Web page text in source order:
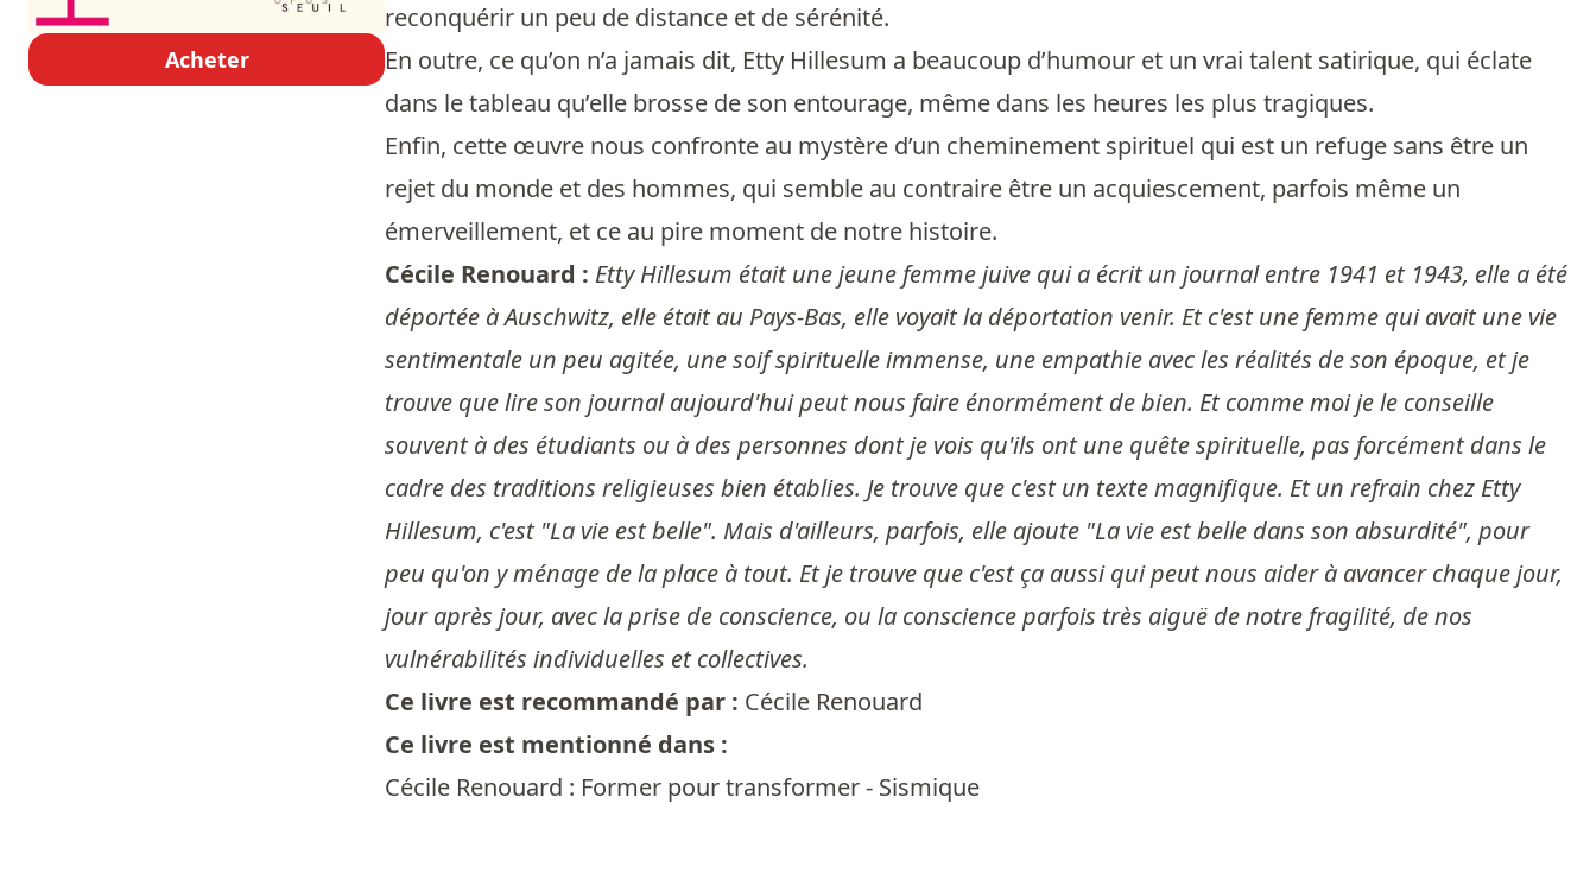
Acheter
reconquérir un peu de distance et de sérénité.
En outre, ce qu’on n’a jamais dit, Etty Hillesum a beaucoup d’humour et un vrai talent satirique, qui éclate
dans le tableau qu’elle brosse de son entourage, même dans les heures les plus tragiques.
Enfin, cette œuvre nous confronte au mystère d’un cheminement spirituel qui est un refuge sans être un
rejet du monde et des hommes, qui semble au contraire être un acquiescement, parfois même un
émerveillement, et ce au pire moment de notre histoire.
Cécile Renouard : Etty Hillesum était une jeune femme juive qui a écrit un journal entre 1941 et 1943, elle a été
déportée à Auschwitz, elle était au Pays-Bas, elle voyait la déportation venir. Et c'est une femme qui avait une vie
sentimentale un peu agitée, une soif spirituelle immense, une empathie avec les réalités de son époque, et je
trouve que lire son journal aujourd'hui peut nous faire énormément de bien. Et comme moi je le conseille
souvent à des étudiants ou à des personnes dont je vois qu'ils ont une quête spirituelle, pas forcément dans le
cadre des traditions religieuses bien établies. Je trouve que c'est un texte magnifique. Et un refrain chez Etty
Hillesum, c'est "La vie est belle". Mais d'ailleurs, parfois, elle ajoute "La vie est belle dans son absurdité", pour
peu qu'on y ménage de la place à tout. Et je trouve que c'est ça aussi qui peut nous aider à avancer chaque jour,
jour après jour, avec la prise de conscience, ou la conscience parfois très aiguë de notre fragilité, de nos
vulnérabilités individuelles et collectives.
Ce livre est recommandé par : Cécile Renouard
Ce livre est mentionné dans :
Cécile Renouard : Former pour transformer - Sismique